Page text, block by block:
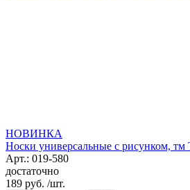
НОВИНКА
Носки универсальные с рисунком, тм
Арт.: 019-580
достаточно
189 руб. /шт.